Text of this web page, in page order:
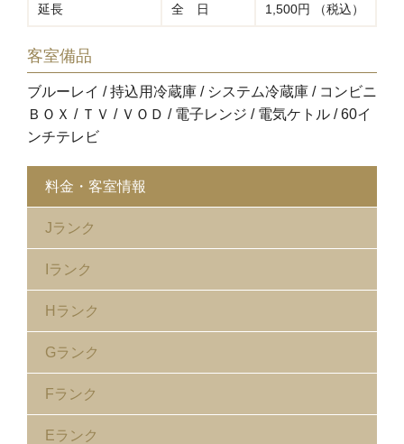
延長 全 日 1,500円 （税込）
客室備品
ブルーレイ / 持込用冷蔵庫 / システム冷蔵庫 / コンビニ
ＢＯＸ / ＴＶ / ＶＯＤ / 電子レンジ / 電気ケトル / 60イ
ンチテレビ
料金・客室情報
Jランク
Iランク
Hランク
Gランク
Fランク
Eランク